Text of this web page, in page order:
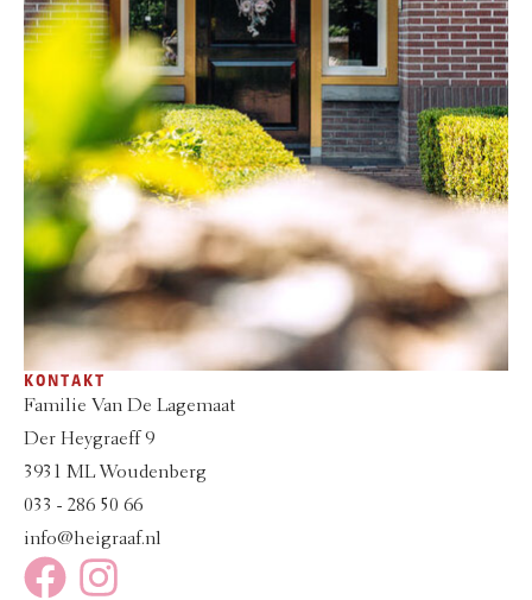
KONTAKT
Familie Van De Lagemaat
Der Heygraeff 9
3931 ML Woudenberg
033 - 286 50 66
info@heigraaf.nl